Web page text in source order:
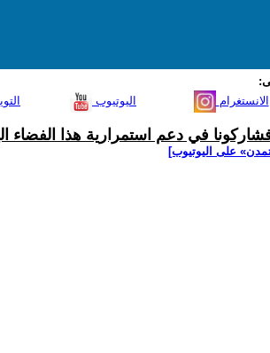
اليوتيوب الانستغرام
في دعم استمرارية هذا الفضاء
على اليوتيوب]